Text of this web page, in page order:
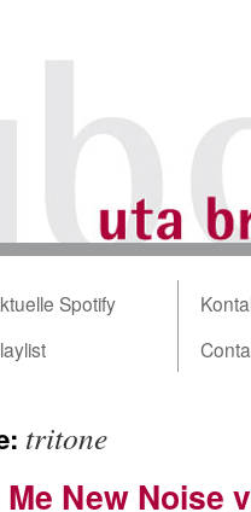
Spotify
tritone
New Noise